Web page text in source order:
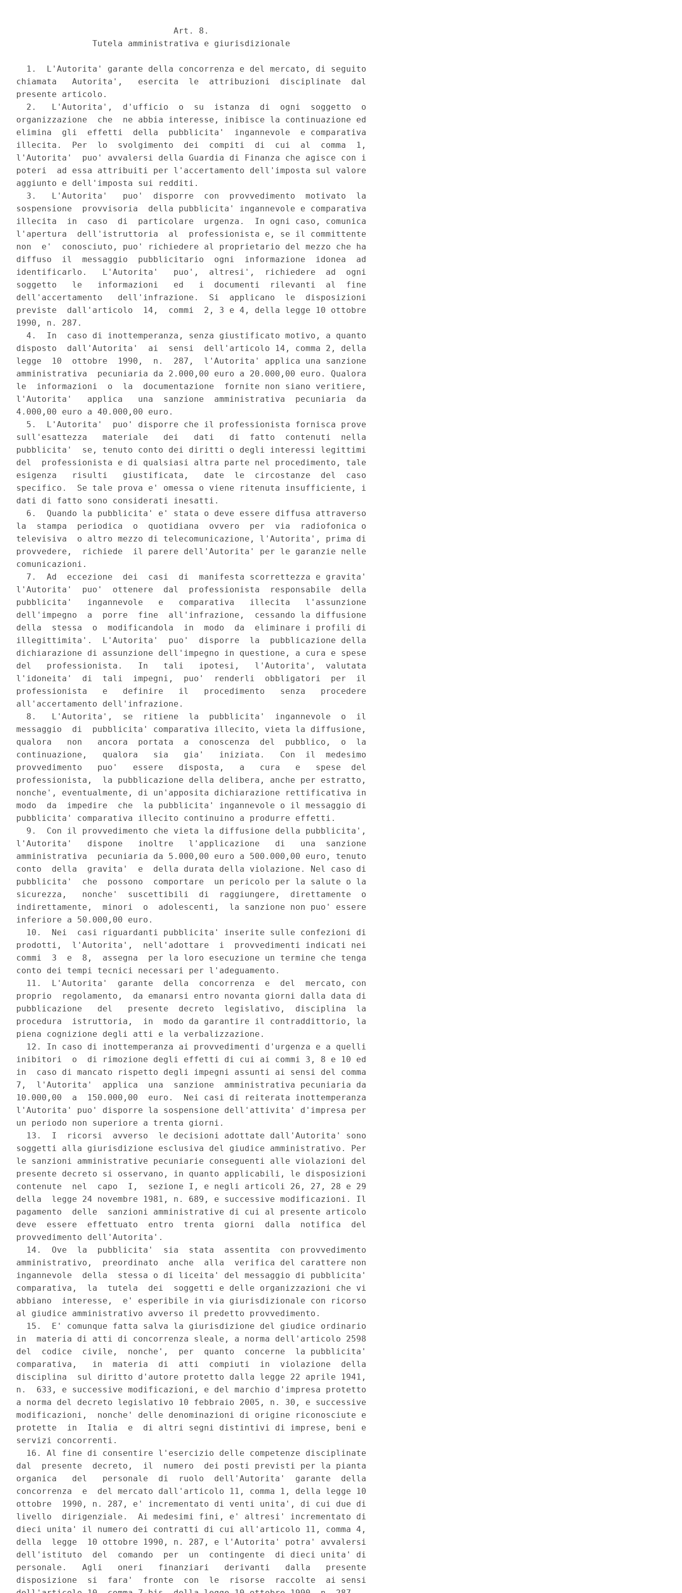
                               Art. 8.
               Tutela amministrativa e giurisdizionale
  1.  L'Autorita' garante della concorrenza e del mercato, di seguito
chiamata   Autorita',   esercita  le  attribuzioni  disciplinate  dal
presente articolo.
  2.   L'Autorita',  d'ufficio  o  su  istanza  di  ogni  soggetto  o
organizzazione  che  ne abbia interesse, inibisce la continuazione ed
elimina  gli  effetti  della  pubblicita'  ingannevole  e comparativa
illecita.  Per  lo  svolgimento  dei  compiti  di  cui  al  comma  1,
l'Autorita'  puo' avvalersi della Guardia di Finanza che agisce con i
poteri  ad essa attribuiti per l'accertamento dell'imposta sul valore
aggiunto e dell'imposta sui redditi.
  3.   L'Autorita'   puo'  disporre  con  provvedimento  motivato  la
sospensione  provvisoria  della pubblicita' ingannevole e comparativa
illecita  in  caso  di  particolare  urgenza.  In ogni caso, comunica
l'apertura  dell'istruttoria  al  professionista e, se il committente
non  e'  conosciuto, puo' richiedere al proprietario del mezzo che ha
diffuso  il  messaggio  pubblicitario  ogni  informazione  idonea  ad
identificarlo.   L'Autorita'   puo',  altresi',  richiedere  ad  ogni
soggetto   le   informazioni   ed   i  documenti  rilevanti  al  fine
dell'accertamento   dell'infrazione.  Si  applicano  le  disposizioni
previste  dall'articolo  14,  commi  2, 3 e 4, della legge 10 ottobre
1990, n. 287.
  4.  In  caso di inottemperanza, senza giustificato motivo, a quanto
disposto  dall'Autorita'  ai  sensi  dell'articolo 14, comma 2, della
legge  10  ottobre  1990,  n.  287,  l'Autorita' applica una sanzione
amministrativa  pecuniaria da 2.000,00 euro a 20.000,00 euro. Qualora
le  informazioni  o  la  documentazione  fornite non siano veritiere,
l'Autorita'   applica   una  sanzione  amministrativa  pecuniaria  da
4.000,00 euro a 40.000,00 euro.
  5.  L'Autorita'  puo' disporre che il professionista fornisca prove
sull'esattezza   materiale   dei   dati   di  fatto  contenuti  nella
pubblicita'  se, tenuto conto dei diritti o degli interessi legittimi
del  professionista e di qualsiasi altra parte nel procedimento, tale
esigenza   risulti   giustificata,   date  le  circostanze  del  caso
specifico.  Se tale prova e' omessa o viene ritenuta insufficiente, i
dati di fatto sono considerati inesatti.
  6.  Quando la pubblicita' e' stata o deve essere diffusa attraverso
la  stampa  periodica  o  quotidiana  ovvero  per  via  radiofonica o
televisiva  o altro mezzo di telecomunicazione, l'Autorita', prima di
provvedere,  richiede  il parere dell'Autorita' per le garanzie nelle
comunicazioni.
  7.  Ad  eccezione  dei  casi  di  manifesta scorrettezza e gravita'
l'Autorita'  puo'  ottenere  dal  professionista  responsabile  della
pubblicita'   ingannevole   e   comparativa   illecita   l'assunzione
dell'impegno  a  porre  fine  all'infrazione,  cessando la diffusione
della  stessa  o  modificandola  in  modo  da  eliminare i profili di
illegittimita'.  L'Autorita'  puo'  disporre  la  pubblicazione della
dichiarazione di assunzione dell'impegno in questione, a cura e spese
del   professionista.   In   tali   ipotesi,   l'Autorita',  valutata
l'idoneita'  di  tali  impegni,  puo'  renderli  obbligatori  per  il
professionista   e   definire   il   procedimento   senza   procedere
all'accertamento dell'infrazione.
  8.   L'Autorita',  se  ritiene  la  pubblicita'  ingannevole  o  il
messaggio  di  pubblicita' comparativa illecito, vieta la diffusione,
qualora   non   ancora  portata  a  conoscenza  del  pubblico,  o  la
continuazione,   qualora   sia   gia'   iniziata.   Con  il  medesimo
provvedimento   puo'   essere   disposta,   a   cura   e   spese  del
professionista,  la pubblicazione della delibera, anche per estratto,
nonche', eventualmente, di un'apposita dichiarazione rettificativa in
modo  da  impedire  che  la pubblicita' ingannevole o il messaggio di
pubblicita' comparativa illecito continuino a produrre effetti.
  9.  Con il provvedimento che vieta la diffusione della pubblicita',
l'Autorita'   dispone   inoltre   l'applicazione   di   una  sanzione
amministrativa  pecuniaria da 5.000,00 euro a 500.000,00 euro, tenuto
conto  della  gravita'  e  della durata della violazione. Nel caso di
pubblicita'  che  possono  comportare  un pericolo per la salute o la
sicurezza,   nonche'  suscettibili  di  raggiungere,  direttamente  o
indirettamente,  minori  o  adolescenti,  la sanzione non puo' essere
inferiore a 50.000,00 euro.
  10.  Nei  casi riguardanti pubblicita' inserite sulle confezioni di
prodotti,  l'Autorita',  nell'adottare  i  provvedimenti indicati nei
commi  3  e  8,  assegna  per la loro esecuzione un termine che tenga
conto dei tempi tecnici necessari per l'adeguamento.
  11.  L'Autorita'  garante  della  concorrenza  e  del  mercato, con
proprio  regolamento,  da emanarsi entro novanta giorni dalla data di
pubblicazione   del   presente  decreto  legislativo,  disciplina  la
procedura  istruttoria,  in  modo da garantire il contraddittorio, la
piena cognizione degli atti e la verbalizzazione.
  12. In caso di inottemperanza ai provvedimenti d'urgenza e a quelli
inibitori  o  di rimozione degli effetti di cui ai commi 3, 8 e 10 ed
in  caso di mancato rispetto degli impegni assunti ai sensi del comma
7,  l'Autorita'  applica  una  sanzione  amministrativa pecuniaria da
10.000,00  a  150.000,00  euro.  Nei casi di reiterata inottemperanza
l'Autorita' puo' disporre la sospensione dell'attivita' d'impresa per
un periodo non superiore a trenta giorni.
  13.  I  ricorsi  avverso  le decisioni adottate dall'Autorita' sono
soggetti alla giurisdizione esclusiva del giudice amministrativo. Per
le sanzioni amministrative pecuniarie conseguenti alle violazioni del
presente decreto si osservano, in quanto applicabili, le disposizioni
contenute  nel  capo  I,  sezione I, e negli articoli 26, 27, 28 e 29
della  legge 24 novembre 1981, n. 689, e successive modificazioni. Il
pagamento  delle  sanzioni amministrative di cui al presente articolo
deve  essere  effettuato  entro  trenta  giorni  dalla  notifica  del
provvedimento dell'Autorita'.
  14.  Ove  la  pubblicita'  sia  stata  assentita  con provvedimento
amministrativo,  preordinato  anche  alla  verifica del carattere non
ingannevole  della  stessa o di liceita' del messaggio di pubblicita'
comparativa,  la  tutela  dei  soggetti e delle organizzazioni che vi
abbiano  interesse,  e' esperibile in via giurisdizionale con ricorso
al giudice amministrativo avverso il predetto provvedimento.
  15.  E' comunque fatta salva la giurisdizione del giudice ordinario
in  materia di atti di concorrenza sleale, a norma dell'articolo 2598
del  codice  civile,  nonche',  per  quanto  concerne  la pubblicita'
comparativa,   in  materia  di  atti  compiuti  in  violazione  della
disciplina  sul diritto d'autore protetto dalla legge 22 aprile 1941,
n.  633, e successive modificazioni, e del marchio d'impresa protetto
a norma del decreto legislativo 10 febbraio 2005, n. 30, e successive
modificazioni,  nonche' delle denominazioni di origine riconosciute e
protette  in  Italia  e  di altri segni distintivi di imprese, beni e
servizi concorrenti.
  16. Al fine di consentire l'esercizio delle competenze disciplinate
dal  presente  decreto,  il  numero  dei posti previsti per la pianta
organica   del   personale  di  ruolo  dell'Autorita'  garante  della
concorrenza  e  del mercato dall'articolo 11, comma 1, della legge 10
ottobre  1990, n. 287, e' incrementato di venti unita', di cui due di
livello  dirigenziale.  Ai medesimi fini, e' altresi' incrementato di
dieci unita' il numero dei contratti di cui all'articolo 11, comma 4,
della  legge  10 ottobre 1990, n. 287, e l'Autorita' potra' avvalersi
dell'istituto  del  comando  per  un  contingente  di dieci unita' di
personale.   Agli   oneri   finanziari   derivanti   dalla   presente
disposizione  si  fara'  fronte  con  le  risorse  raccolte  ai sensi